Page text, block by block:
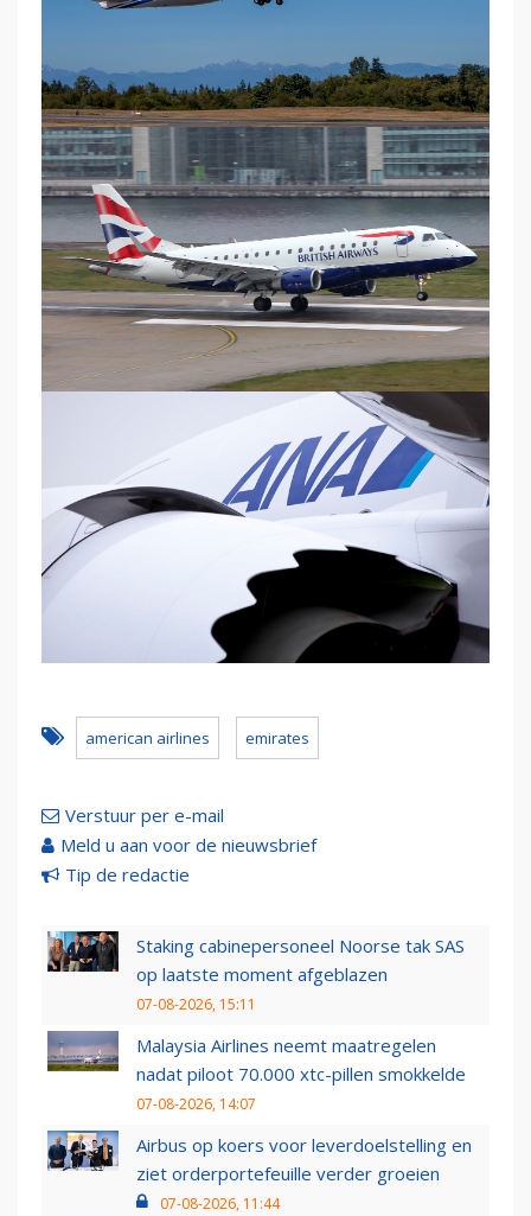
american airlines emirates
Verstuur per e-mail
Meld u aan voor de nieuwsbrief
Tip de redactie
Staking cabinepersoneel Noorse tak SAS
op laatste moment afgeblazen
07-08-2026, 15:11
Malaysia Airlines neemt maatregelen
nadat piloot 70.000 xtc-pillen smokkelde
07-08-2026, 14:07
Airbus op koers voor leverdoelstelling en
ziet orderportefeuille verder groeien
07-08-2026, 11:44